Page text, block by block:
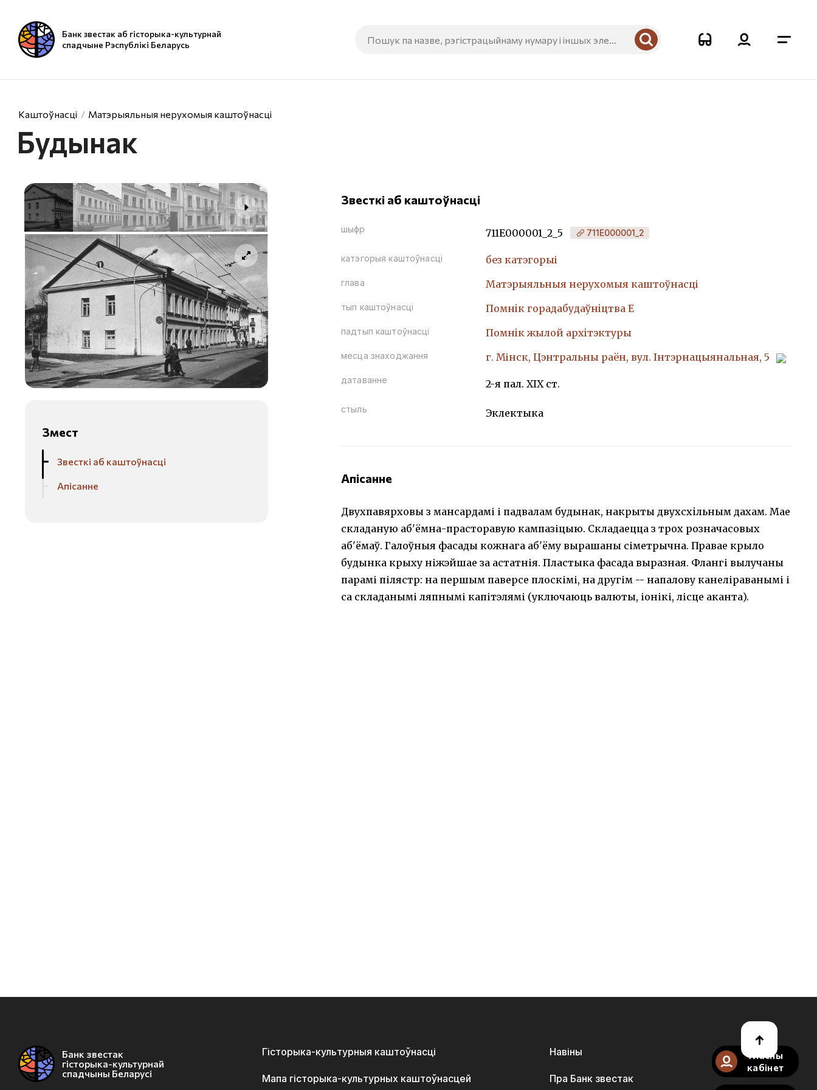
Банк звестак аб гісторыка-культурнай
спадчыне Рэспублікі Беларусь
Каштоўнасці Матэрыяльныя нерухомыя каштоўнасці
Будынак
Змест
Звесткі аб каштоўнасці
Апісанне
Звесткі аб каштоўнасці
шыфр 711Е000001_2_5 711Е000001_2
катэгорыя каштоўнасці без катэгорыі
глава Матэрыяльныя нерухомыя каштоўнасці
тып каштоўнасці Помнiк горадабудаўнiцтва Е
падтып каштоўнасці Помнiк жылой архiтэктуры
месца знаходжання г. Мінск, Цэнтральны раён, вул. Інтэрнацыянальная, 5
датаванне 2-я пал. XIX cт.
стыль Эклектыка
Апісанне
Двухпавярховы з мансардамі і падвалам будынак, накрыты двухсхiльным дахам. Мае
складаную аб'ёмна-прасторавую кампазіцыю. Складаецца з трох розначасовых
аб'ёмаў. Галоўныя фасады кожнага аб'ёму вырашаны сіметрычна. Правае крыло
будынка крыху ніжэйшае за астатнія. Пластыка фасада выразная. Флангі вылучаны
парамі пілястр: на першым паверсе плоскімі, на другім -- напалову канеліраванымі і
са складанымі ляпнымі капітэлямі (уключаюць валюты, іонікі, лісце аканта).
Банк звестак
гісторыка-культурнай
спадчыны Беларусі
Гісторыка-культурныя каштоўнасці
Мапа гісторыка-культурных каштоўнасцей
Навіны
Пра Банк звестак
Уласны
кабінет